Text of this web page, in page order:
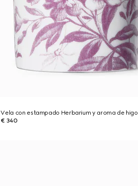
Vela con estampado Herbarium y aroma de higo
€ 340